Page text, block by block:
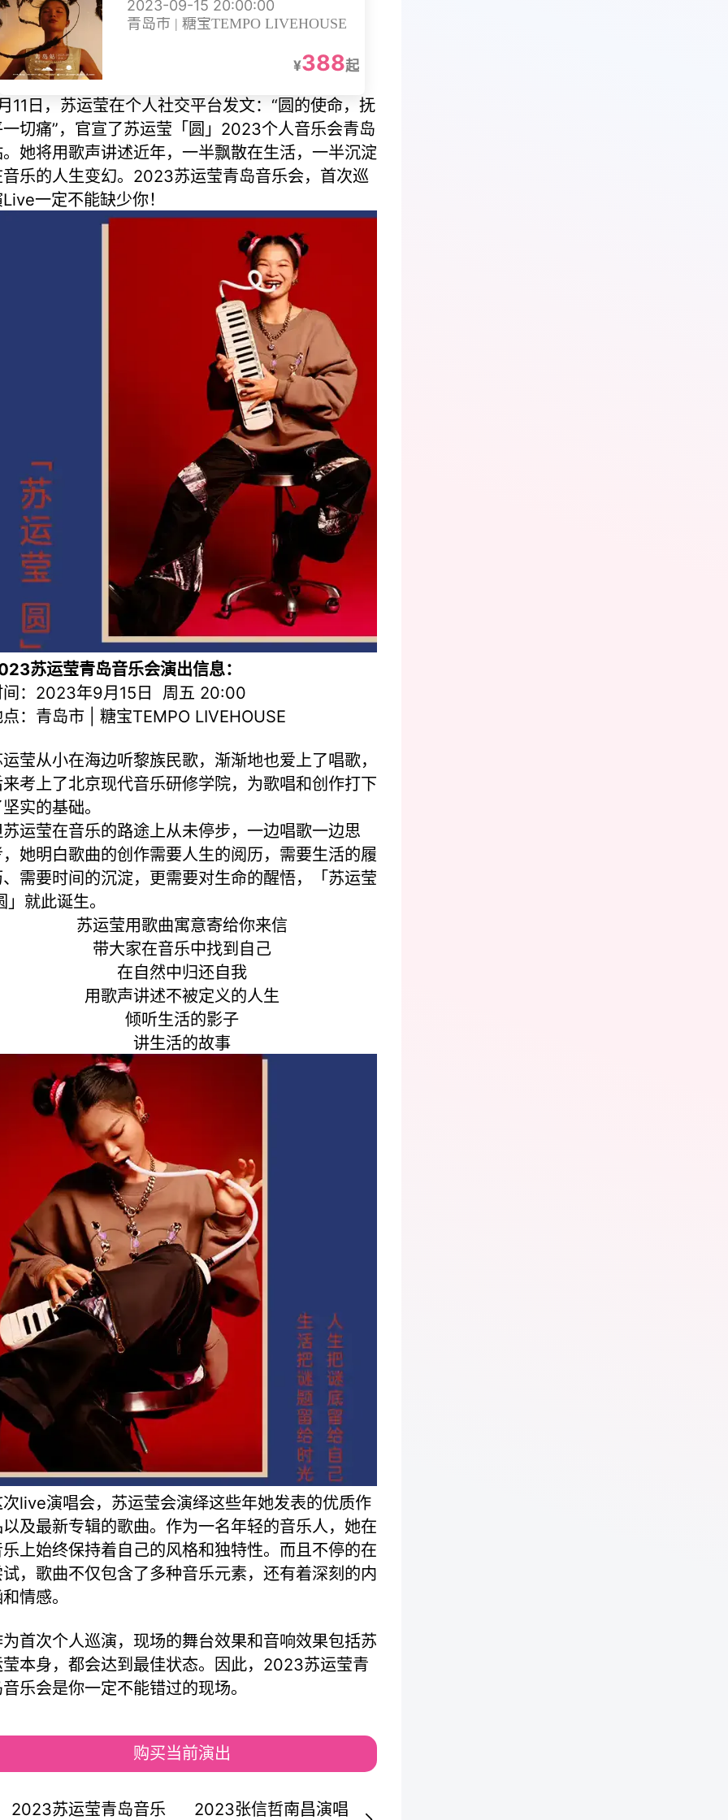
2023-09-15 20:00:00
青岛市 | 糖宝TEMPO LIVEHOUSE
¥388起
11日，苏运莹在个人社交平台发文：“圆的使命，抚
切痛”，官宣了苏运莹「圆」2023个人音乐会青岛
她将用歌声讲述近年，一半飘散在生活，一半沉淀
乐的人生变幻。2023苏运莹青岛音乐会，首次巡
一定不能缺少你！
苏运莹青岛音乐会演出信息：
间：2023年9月15日 周五 20:00
：青岛市 | 糖宝TEMPO LIVEHOUSE
莹从小在海边听黎族民歌，渐渐地也爱上了唱歌，
考上了北京现代音乐研修学院，为歌唱和创作打下
实的基础。
运莹在音乐的路途上从未停步，一边唱歌一边思
她明白歌曲的创作需要人生的阅历，需要生活的履
需要时间的沉淀，更需要对生命的醒悟，「苏运莹
」就此诞生。
苏运莹用歌曲寓意寄给你来信
带大家在音乐中找到自己
在自然中归还自我
用歌声讲述不被定义的人生
倾听生活的影子
讲生活的故事
live演唱会，苏运莹会演绎这些年她发表的优质作
及最新专辑的歌曲。作为一名年轻的音乐人，她在
上始终保持着自己的风格和独特性。而且不停的在
，歌曲不仅包含了多种音乐元素，还有着深刻的内
情感。
首次个人巡演，现场的舞台效果和音响效果包括苏
本身，都会达到最佳状态。因此，2023苏运莹青
乐会是你一定不能错过的现场。
购买当前演出
2023苏运莹青岛音乐 2023张信哲南昌演唱